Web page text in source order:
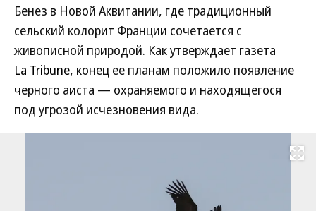
Бенез в Новой Аквитании, где традиционный
сельский колорит Франции сочетается с
живописной природой. Как утверждает газета
La Tribune, конец ее планам положило появление
черного аиста — охраняемого и находящегося
под угрозой исчезновения вида.
Развернуть